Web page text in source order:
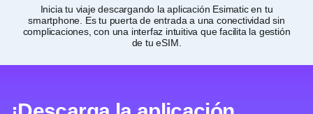
Inicia tu viaje descargando la aplicación Esimatic en tu
smartphone. Es tu puerta de entrada a una conectividad sin
complicaciones, con una interfaz intuitiva que facilita la gestión
de tu eSIM.